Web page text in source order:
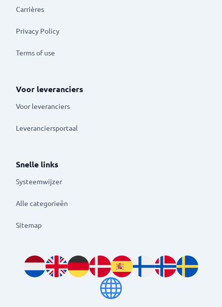
Carrières
Privacy Policy
Terms of use
Voor leveranciers
Voor leveranciers
Leveranciersportaal
Snelle links
Systeemwijzer
Alle categorieën
Sitemap